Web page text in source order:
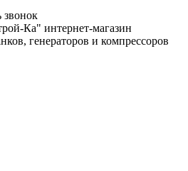
звонок
Ка" интернет-магазин
генераторов и компрессоров